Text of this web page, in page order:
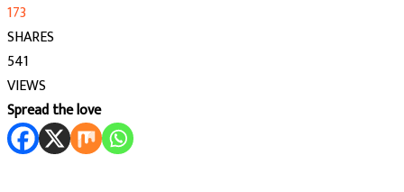
173
SHARES
541
VIEWS
Spread the love